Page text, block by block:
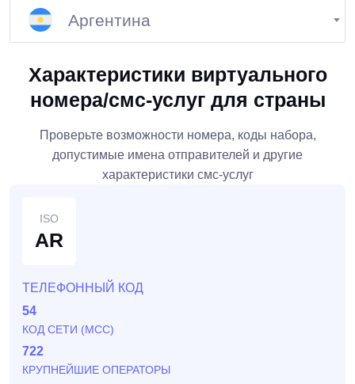
Аргентина
Характеристики виртуального
номера/смс-услуг для страны
Проверьте возможности номера, коды набора,
допустимые имена отправителей и другие
характеристики смс-услуг
ISO
AR
ТЕЛЕФОННЫЙ КОД
54
КОД СЕТИ (MCC)
722
КРУПНЕЙШИЕ ОПЕРАТОРЫ